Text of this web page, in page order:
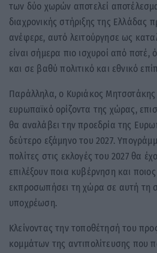
των δύο χωρών αποτελεί
διαχρονικής στήριξης της Ελλάδας
ανέφερε, αυτό λειτούργησε ως
είναι σήμερα πιο ισχυροί από ποτέ,
και σε βαθύ πολιτικό και εθνικό
Παράλληλα, ο Κυριάκος
ευρωπαϊκό ορίζοντα της χώρας,
θα αναλάβει την προεδρία της
δεύτερο εξάμηνο του 2027.
πολίτες στις εκλογές του 2027 θα
επιλέξουν ποια κυβέρνηση και
εκπροσωπήσει τη χώρα σε αυτή τη
υποχρέωση.
Κλείνοντας την τοποθέτησή του
κομμάτων της αντιπολίτευσης που